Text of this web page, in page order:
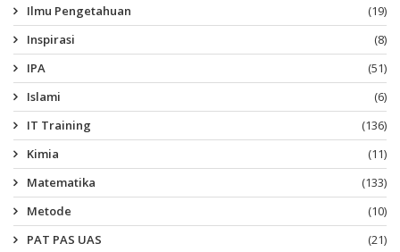
Ilmu Pengetahuan
(19)
Inspirasi
(8)
IPA
(51)
Islami
(6)
IT Training
(136)
Kimia
(11)
Matematika
(133)
Metode
(10)
PAT PAS UAS
(21)